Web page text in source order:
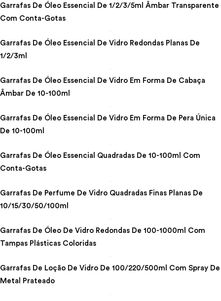
Garrafas De Óleo Essencial De 1/2/3/5ml Âmbar Transparente
Com Conta-Gotas
Garrafas De Óleo Essencial De Vidro Redondas Planas De
1/2/3ml
Garrafas De Óleo Essencial De Vidro Em Forma De Cabaça
Âmbar De 10-100ml
Garrafas De Óleo Essencial De Vidro Em Forma De Pera Única
De 10-100ml
Garrafas De Óleo Essencial Quadradas De 10-100ml Com
Conta-Gotas
Garrafas De Perfume De Vidro Quadradas Finas Planas De
10/15/30/50/100ml
Garrafas De Óleo De Vidro Redondas De 100-1000ml Com
Tampas Plásticas Coloridas
Garrafas De Loção De Vidro De 100/220/500ml Com Spray De
Metal Prateado